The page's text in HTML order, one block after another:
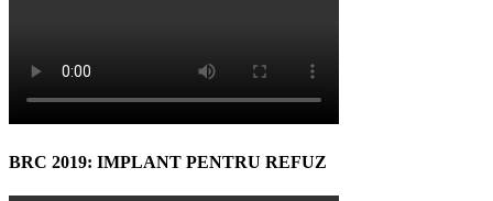
BRC 2019: IMPLANT PENTRU REFUZ